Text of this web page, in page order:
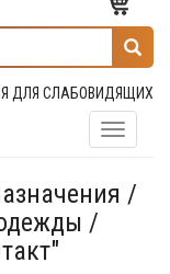
ДЛЯ СЛАБОВИДЯЩИХ
/
/